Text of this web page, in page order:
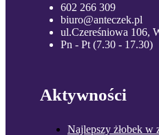
602 266 309
biuro@anteczek.pl
ul.Czereśniowa 106,
Pn - Pt (7.30 - 17.30)
Aktywności
Najlepszy żłobek w